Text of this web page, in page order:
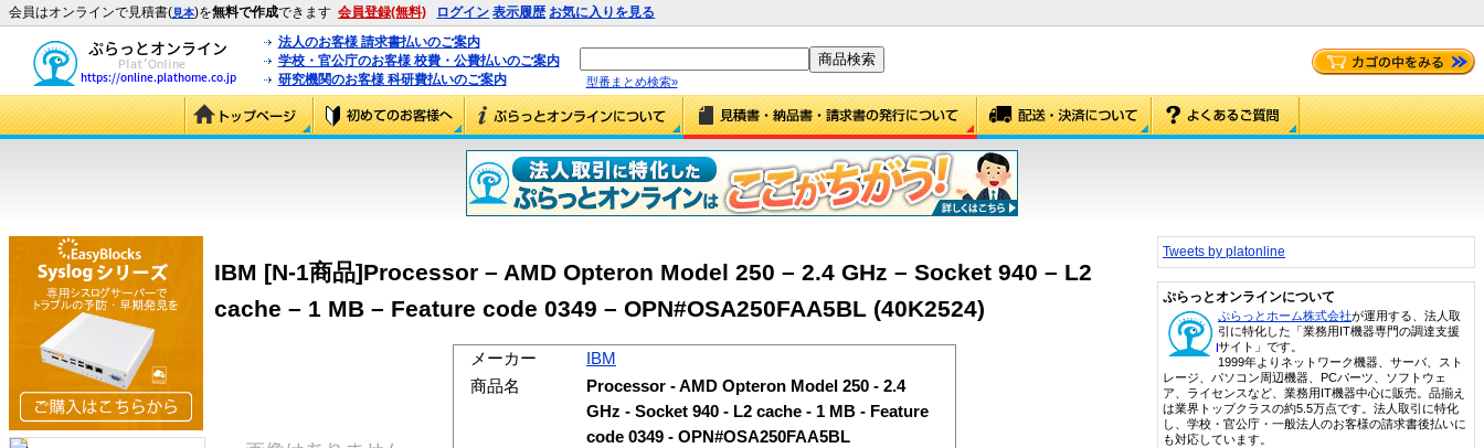
会員はオンラインで見積書(見本)を無料で作成できます 会員登録(無料) ログイン 表示履歴 お気に入りを見る
法人のお客様 請求書払いのご案内
学校・官公庁のお客様 校費・公費払いのご案内
研究機関のお客様 科研費払いのご案内
型番まとめ検索»
IBM [N-1商品]Processor – AMD Opteron Model 250 – 2.4 GHz – Socket 940 – L2
cache – 1 MB – Feature code 0349 – OPN#OSA250FAA5BL (40K2524)
メーカー
IBM
商品名
Processor - AMD Opteron Model 250 - 2.4
GHz - Socket 940 - L2 cache - 1 MB - Feature
code 0349 - OPN#OSA250FAA5BL
Tweets by platonline
ぷらっとオンラインについて
ぷらっとホーム株式会社が運用する、法人取
引に特化した「業務用IT機器専門の調達支援
サイト」です。
1999年よりネットワーク機器、サーバ、スト
レージ、パソコン周辺機器、PCパーツ、ソフトウェ
ア、ライセンスなど、業務用IT機器中心に販売。品揃え
は業界トップクラスの約5.5万点です。法人取引に特化
し、学校・官公庁・一般法人のお客様の請求書後払いに
も対応しています。